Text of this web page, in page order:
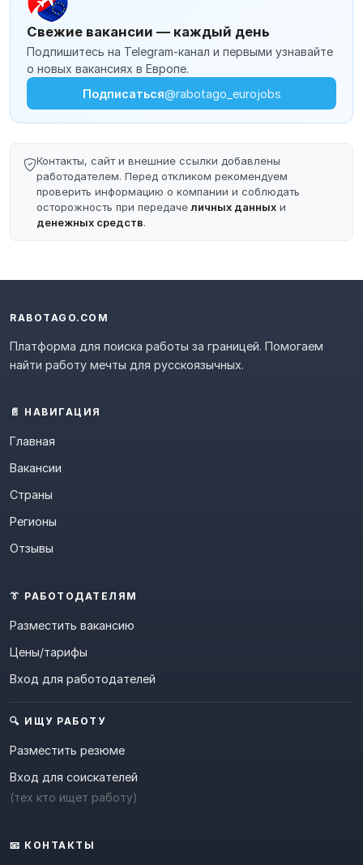
Свежие вакансии — каждый день
Подпишитесь на Telegram-канал и первыми узнавайте
о новых вакансиях в Европе.
Подписаться@rabotago_eurojobs
Контакты, сайт и внешние ссылки добавлены
работодателем. Перед откликом рекомендуем
проверить информацию о компании и соблюдать
осторожность при передачеличных данных и
денежных средств.
RABOTAGO.COM
Платформа для поиска работы за границей. Помогаем
найти работу мечты для русскоязычных.
📄 НАВИГАЦИЯ
Главная
Вакансии
Страны
Регионы
Отзывы
👔 РАБОТОДАТЕЛЯМ
Разместить вакансию
Цены/тарифы
Вход для работодателей
🔍 ИЩУ РАБОТУ
Разместить резюме
Вход для соискателей
(тех кто ищет работу)
📧 КОНТАКТЫ